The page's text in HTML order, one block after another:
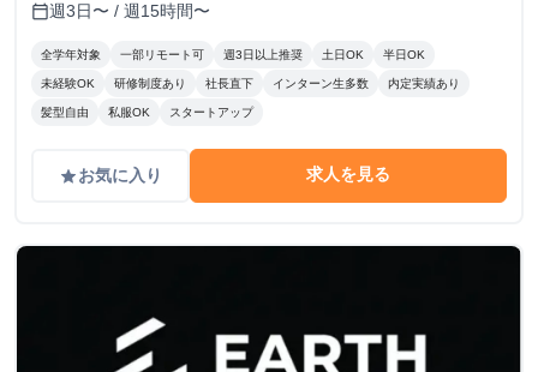
calendar_today週3日〜 / 週15時間〜
全学年対象 一部リモート可 週3日以上推奨 土日OK 半日OK
未経験OK 研修制度あり 社長直下 インターン生多数 内定実績あり
髪型自由 私服OK スタートアップ
gradeお気に入り 求人を見る